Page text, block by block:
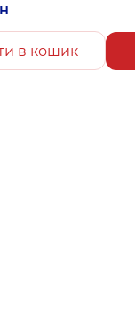
в кошик